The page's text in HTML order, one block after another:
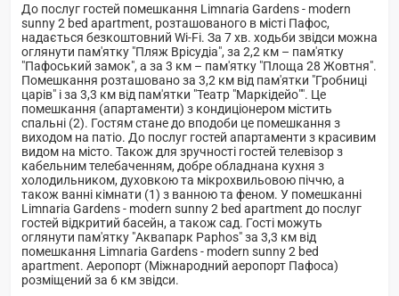
До послуг гостей помешкання Limnaria Gardens - modern
sunny 2 bed apartment, розташованого в місті Пафос,
надається безкоштовний Wi-Fi. За 7 хв. ходьби звідси можна
оглянути пам'ятку "Пляж Врісудіа", за 2,2 км – пам'ятку
"Пафоський замок", а за 3 км – пам'ятку "Площа 28 Жовтня".
Помешкання розташовано за 3,2 км від пам'ятки "Гробниці
царів" і за 3,3 км від пам'ятки "Театр "Маркідейо"". Це
помешкання (апартаменти) з кондиціонером містить
спальні (2). Гостям стане до вподоби це помешкання з
виходом на патіо. До послуг гостей апартаменти з красивим
видом на місто. Також для зручності гостей телевізор з
кабельним телебаченням, добре обладнана кухня з
холодильником, духовкою та мікрохвильовою піччю, а
також ванні кімнати (1) з ванною та феном. У помешканні
Limnaria Gardens - modern sunny 2 bed apartment до послуг
гостей відкритий басейн, а також сад. Гості можуть
оглянути пам'ятку "Аквапарк Paphos" за 3,3 км від
помешкання Limnaria Gardens - modern sunny 2 bed
apartment. Аеропорт (Міжнародний аеропорт Пафоса)
розміщений за 6 км звідси.